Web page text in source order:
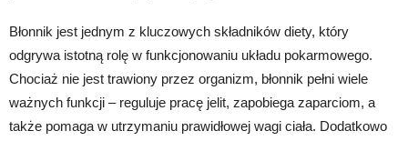
Błonnik jest jednym z kluczowych składników diety, który
odgrywa istotną rolę w funkcjonowaniu układu pokarmowego.
Chociaż nie jest trawiony przez organizm, błonnik pełni wiele
ważnych funkcji – reguluje pracę jelit, zapobiega zaparciom, a
także pomaga w utrzymaniu prawidłowej wagi ciała. Dodatkowo